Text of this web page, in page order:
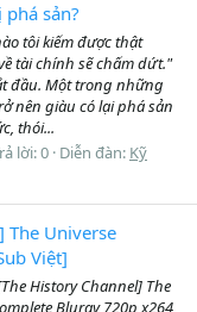
sản?
tôi kiếm được thật
tài chính sẽ chấm dứt."
đầu. Một trong những
nên giàu có lại phá sản
thói...
lời: 0 Diễn đàn: Kỹ
The Universe
Việt]
History Channel] The
Bluray 720p x264